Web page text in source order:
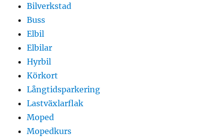
Bilverkstad
Buss
Elbil
Elbilar
Hyrbil
Körkort
Långtidsparkering
Lastväxlarflak
Moped
Mopedkurs